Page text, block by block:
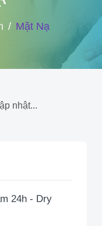
Mặt Nạ
nhật...
24h - Dry